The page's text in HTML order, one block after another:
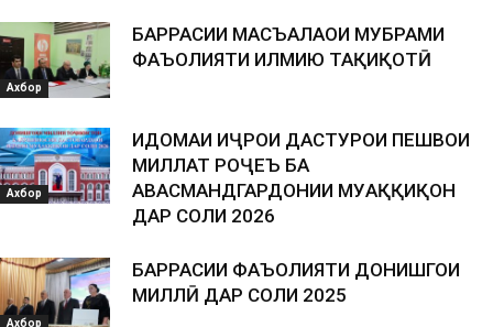
Ахбор
БАРРАСИИ МАСЪАЛАҲОИ МУБРАМИ
ФАЪОЛИЯТИ ИЛМИЮ ТАҲҚИҚОТӢ
Ахбор
ИДОМАИ ИҶРОИ ДАСТУРҲОИ ПЕШВОИ
МИЛЛАТ РОҶЕЪ БА
ҲАВАСМАНДГАРДОНИИ МУҲАҚҚИҚОН
ДАР СОЛИ 2026
Ахбор
БАРРАСИИ ФАЪОЛИЯТИ ДОНИШГОҲИ
МИЛЛӢ ДАР СОЛИ 2025